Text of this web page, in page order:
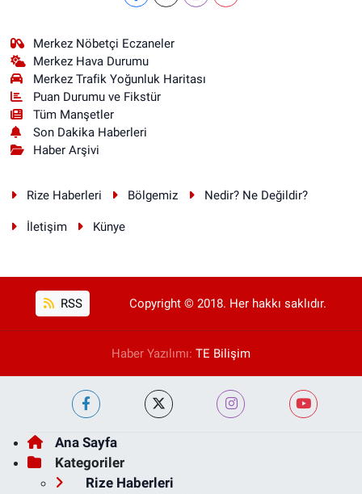
Merkez Nöbetçi Eczaneler
Merkez Hava Durumu
Merkez Trafik Yoğunluk Haritası
Puan Durumu ve Fikstür
Tüm Manşetler
Son Dakika Haberleri
Haber Arşivi
Rize Haberleri Bölgemiz Nedir? Ne Değildir?
İletişim Künye
RSS Copyright © 2018. Her hakkı saklıdır.
Haber Yazılımı: TE Bilişim
Ana Sayfa
Kategoriler
Rize Haberleri